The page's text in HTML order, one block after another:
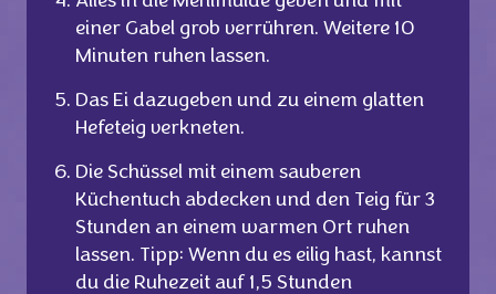
einer Gabel grob verrühren. Weitere 10
Minuten ruhen lassen.
Das Ei dazugeben und zu einem glatten
Hefeteig verkneten.
Die Schüssel mit einem sauberen
Küchentuch abdecken und den Teig für 3
Stunden an einem warmen Ort ruhen
lassen. Tipp: Wenn du es eilig hast, kannst
du die Ruhezeit auf 1,5 Stunden